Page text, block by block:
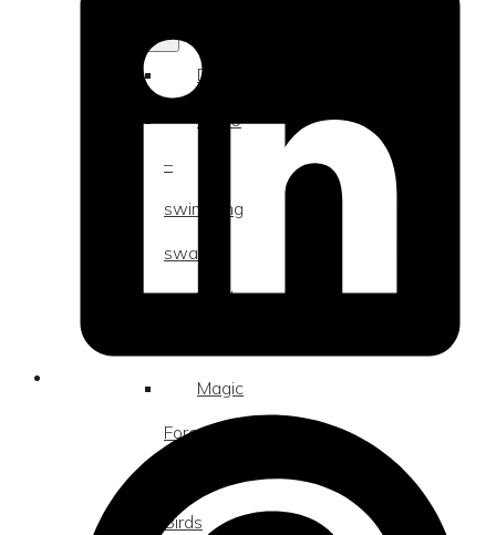
Dreamscapes
SS20
–
swimming
swan
Verdens
Magic
Forest
Birds